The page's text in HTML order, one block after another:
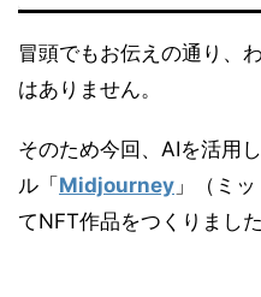
冒頭でもお伝えの通り、
はありません。
そのため今回、AIを活用
ル「 Midjourney 」（ミ
てNFT作品をつくりました